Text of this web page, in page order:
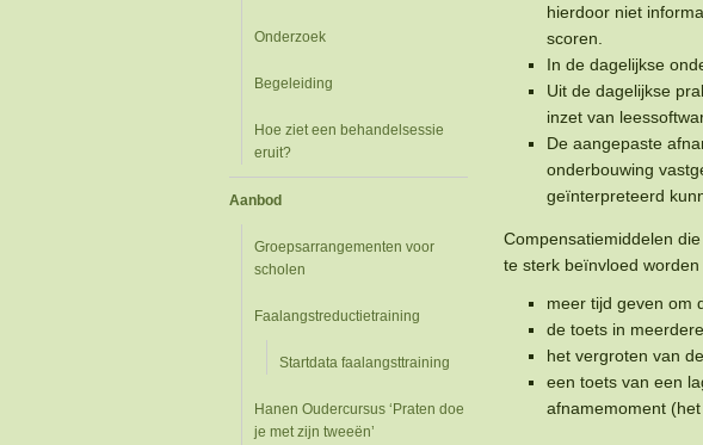
Onderzoek
Begeleiding
Hoe ziet een behandelsessie
eruit?
Aanbod
Groepsarrangementen voor
scholen
Faalangstreductietraining
Startdata faalangsttraining
Hanen Oudercursus ‘Praten doe
je met zijn tweeën’
hierdoor niet
scoren.
In de dagelijkse
Uit de dagelijkse
inzet van
De aangepaste
onderbouwing
geïnterpreteerd
Compensatiemiddelen
te sterk beïnvloed worden
meer tijd geven om
de toets in
het vergroten van
een toets van een
afnamemoment